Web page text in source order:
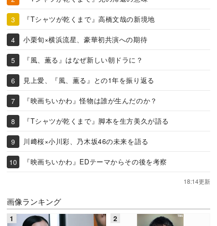
『Tシャツが乾くまで』高橋文哉の新境地
小栗旬×横浜流星、豪華初共演への期待
『風、薫る』はなぜ新しい朝ドラに？
見上愛、『風、薫る』との1年を振り返る
『映画ちいかわ』怪物は誰が生んだのか？
『Tシャツが乾くまで』脚本を生方美久が語る
川﨑桜×小川彩、乃木坂46の未来を語る
『映画ちいかわ』EDテーマからその後を考察
18:14更新
画像ランキング